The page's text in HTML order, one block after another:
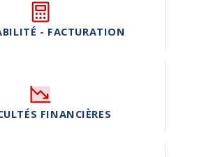
- FACTURATION
FINANCIÈRES